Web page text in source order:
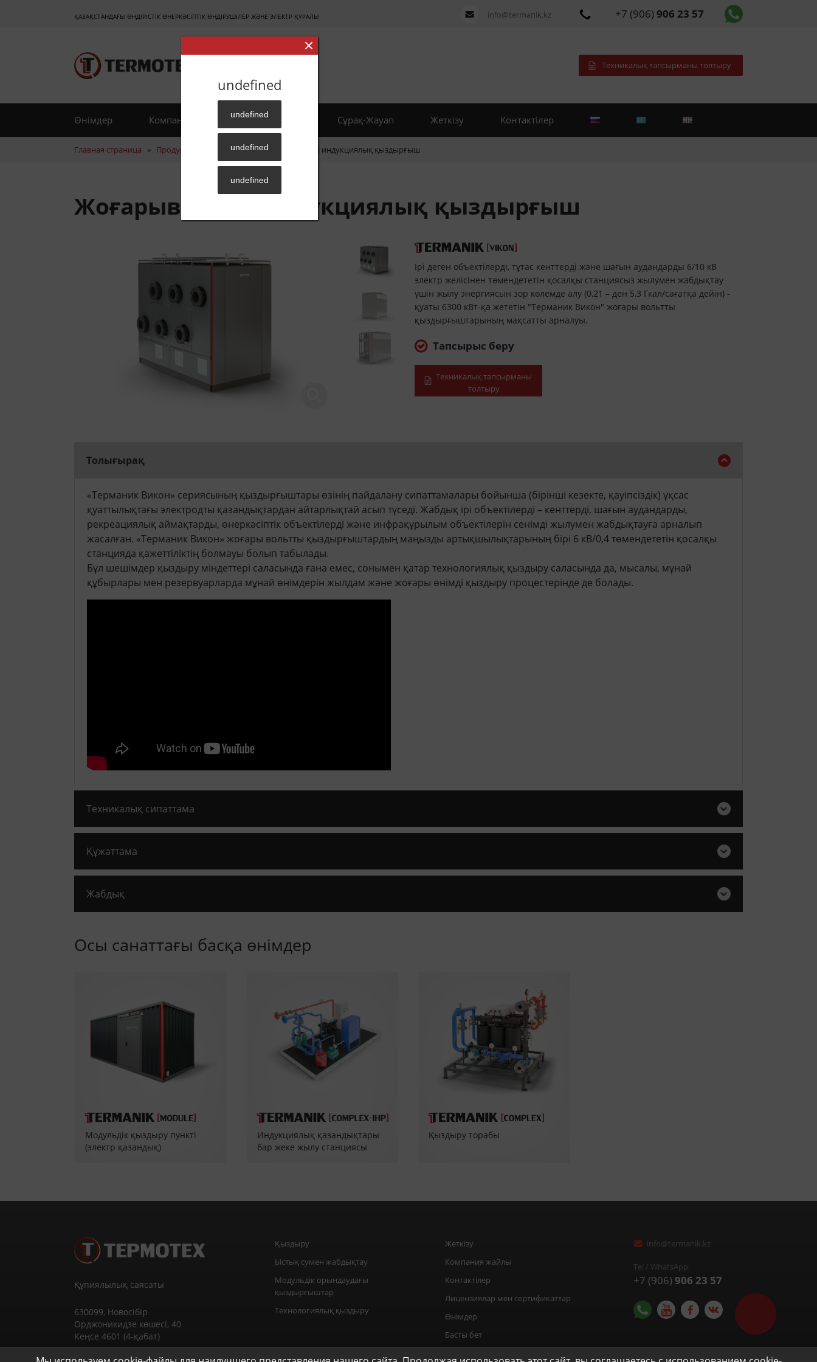
undefined
undefined
undefined
undefined
ҚАЗАҚСТАНДАҒЫ ӨНДІРІСТІК ӨНЕРКӘСІПТІК ӨНДІРУШІЛЕР ЖӘНЕ ЭЛЕКТР ҚҰРАЛЫ info@termanik.kz +7 (906) 906 23 57
Техникалық тапсырманы толтыру
Өнімдер Компания жайлы Пікірлер Сұрақ-Жауап Жеткізу Контактілер
Главная страница » Продукция Қыздыру » Жоғарывольтті индукциялық қыздырғыш
Жоғарывольтті индукциялық қыздырғыш
Ірі деген объектілерді, тұтас кенттерді және шағын аудандарды 6/10 кВ
электр желісінен төмендететін қосалқы станциясыз жылумен жабдықтау
үшін жылу энергиясын зор көлемде алу (0,21 – ден 5,3 Гкал/сағатқа дейін) -
қуаты 6300 кВт-қа жететін "Терманик Викон" жоғары вольтты
қыздырғыштарының мақсатты арналуы.
Тапсырыс беру
Техникалық тапсырманы
толтыру
Толығырақ
«Терманик Викон» сериясының қыздырғыштары өзінің пайдалану сипаттамалары бойынша (бірінші кезекте, қауіпсіздік) ұқсас
қуаттылықтағы электродты қазандықтардан айтарлықтай асып түседі. Жабдық ірі объектілерді – кенттерді, шағын аудандарды,
рекреациялық аймақтарды, өнеркәсіптік объектілерді және инфрақұрылым объектілерін сенімді жылумен жабдықтауға арналып
жасалған. «Терманик Викон» жоғары вольтты қыздырғыштардың маңызды артықшылықтарының бірі 6 кВ/0,4 төмендететін қосалқы
станцияда қажеттіліктің болмауы болып табылады.
Бұл шешімдер қыздыру міндеттері саласында ғана емес, сонымен қатар технологиялық қыздыру саласында да, мысалы, мұнай
құбырлары мен резервуарларда мұнай өнімдерін жылдам және жоғары өнімді қыздыру процестерінде де болады.
Техникалық сипаттама
Құжаттама
Жабдық
Осы санаттағы басқа өнімдер
Модульдік қыздыру пункті
(электр қазандық)
Индукциялық қазандықтары
бар жеке жылу станциясы
Қыздыру торабы
Құпиялылық саясаты
630099, Новосібір
Орджоникидзе көшесі, 40
Кеңсе 4601 (4-қабат)
Қыздыру
Ыстық сумен жабдықтау
Модульдік орындаудағы
қыздырғыштар
Технологиялық қыздыру
Жеткізу
Компания жайлы
Контактілер
Лицензиялар мен сертификаттар
Өнімдер
Басты бет
info@termanik.kz
Tel / WhatsApp:
+7 (906) 906 23 57
Помочь с
оборудования?